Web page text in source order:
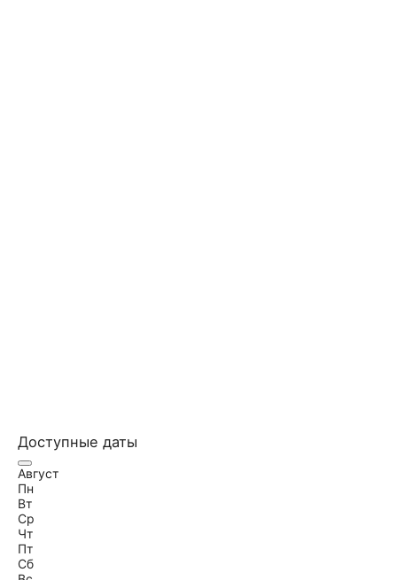
Доступные даты
Август
Пн
Вт
Ср
Чт
Пт
Сб